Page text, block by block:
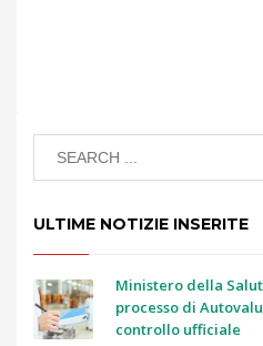
ULTIME NOTIZIE INSERITE
Ministero della
processo di
controllo ufficiale